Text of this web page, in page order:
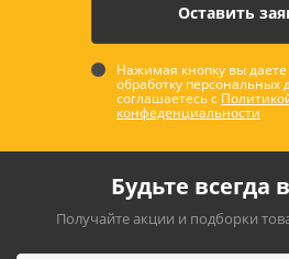
Нажимая кнопку вы даете
обработку персональных
соглашаетесь с
конфеденциальности
Будьте всегда
Получайте акции и подборки